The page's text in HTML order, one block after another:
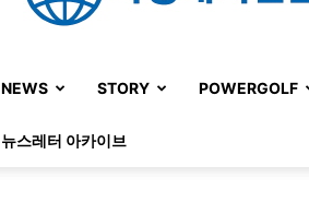
NEWS
STORY POWERGOLF
뉴스레터 아카이브